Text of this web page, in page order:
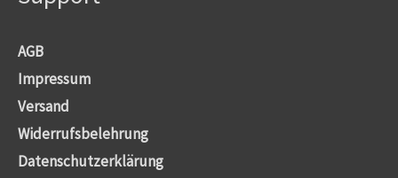
AGB
Impressum
Versand
Widerrufsbelehrung
Datenschutzerklärung